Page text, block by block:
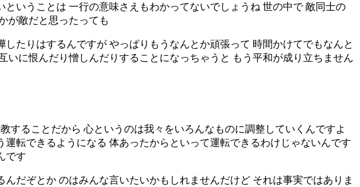
いうことは 一行の意味さえもわかってないでしょうね 世の中で 敵同士の
が敵だと思ったっても
たりはするんですが やっぱりもうなんとか頑張って 時間かけてでもなんと
に恨んだり憎しんだりすることになっちゃうと もう平和が成り立ちません
することだから 心というのは我々をいろんなものに調整していくんですよ
転できるようになる 体あったからといって運転できるわけじゃないんです
です
だぞとか のはみんな言いたいかもしれませんだけど それは事実ではありま